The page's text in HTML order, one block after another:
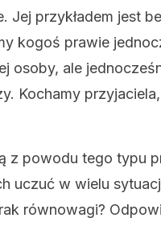
Jej przykładem jest
kogoś prawie
osoby, ale
Kochamy
z powodu tego typu
uczuć w wielu
równowagi?